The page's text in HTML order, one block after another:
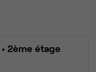
• 2ème étage